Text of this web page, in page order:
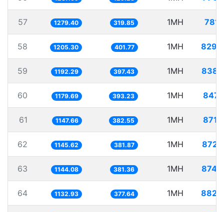
57 1279.40 319.85 1MH
58 1205.30 401.77 1MH
59 1192.29 397.43 1MH
60 1179.69 393.23 1MH
61 1147.66 382.55 1MH
62 1145.62 381.87 1MH
63 1144.08 381.36 1MH
64 1132.93 377.64 1MH